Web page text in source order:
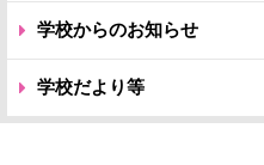
学校からのお知らせ
学校だより等